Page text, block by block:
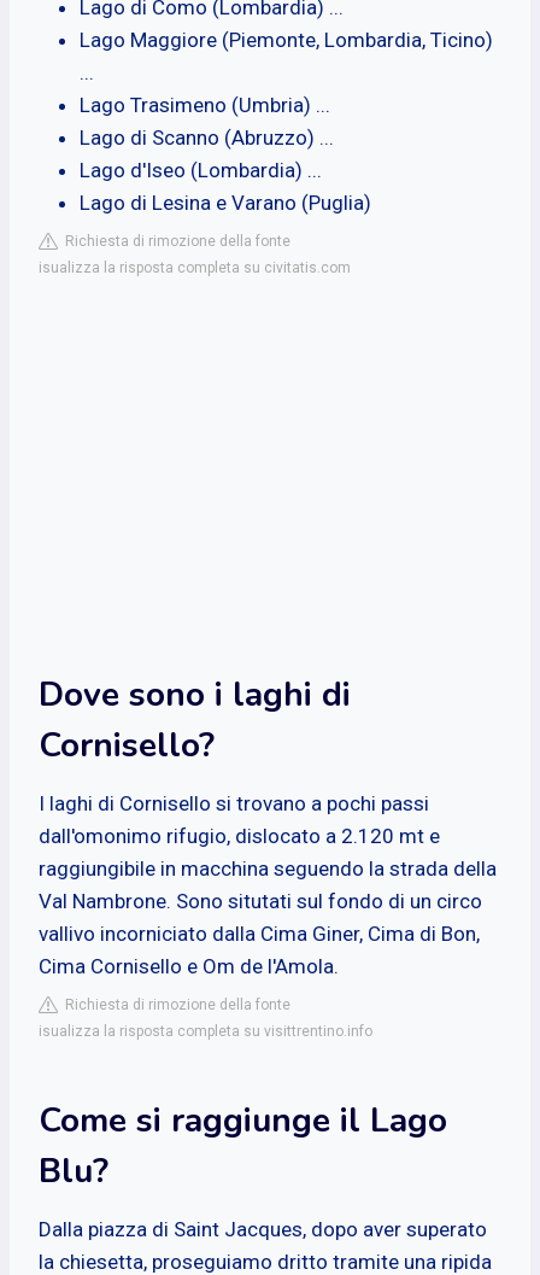
Lago di Como (Lombardia) ...
Lago Maggiore (Piemonte, Lombardia, Ticino)
...
Lago Trasimeno (Umbria) ...
Lago di Scanno (Abruzzo) ...
Lago d'Iseo (Lombardia) ...
Lago di Lesina e Varano (Puglia)
Richiesta di rimozione della fonte
isualizza la risposta completa su civitatis.com
Dove sono i laghi di
Cornisello?
I laghi di Cornisello si trovano a pochi passi
dall'omonimo rifugio, dislocato a 2.120 mt e
raggiungibile in macchina seguendo la strada della
Val Nambrone. Sono situtati sul fondo di un circo
vallivo incorniciato dalla Cima Giner, Cima di Bon,
Cima Cornisello e Om de l'Amola.
Richiesta di rimozione della fonte
isualizza la risposta completa su visittrentino.info
Come si raggiunge il Lago
Blu?
Dalla piazza di Saint Jacques, dopo aver superato
la chiesetta, proseguiamo dritto tramite una ripida